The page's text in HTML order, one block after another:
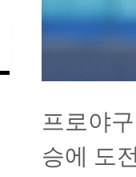
프로야
승에 도